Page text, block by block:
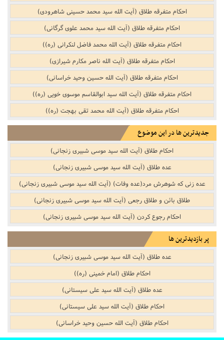
احکام متفرقه طلاق (آیت الله سید محمد حسینی شاهرودی)
احکام متفرقه طلاق (آیت الله سید محمد علوی گرگانی)
احکام متفرقه طلاق (آیت الله محمد فاضل لنکرانی (ره))
احکام متفرقه طلاق (آیت الله ناصر مکارم شیرازی)
احکام متفرقه طلاق (آیت الله حسین وحید خراسانی)
احکام متفرقه طلاق (آیت الله سید ابوالقاسم موسوی خویی (ره))
احکام متفرقه طلاق (آیت الله محمد تقی بهجت (ره))
جدیدترین ها در این موضوع
احکام طلاق (آیت الله سید موسی شبیری زنجانی)
عده طلاق (آیت الله سید موسی شبیری زنجانی)
عده زنی که شوهرش مرد(عده وفات) (آیت الله سید موسی شبیری زنجانی)
طلاق بائن و طلاق رجعی (آیت الله سید موسی شبیری زنجانی)
احکام رجوع کردن (آیت الله سید موسی شبیری زنجانی)
پر بازدیدترین ها
عده طلاق (آیت الله سید موسی شبیری زنجانی)
احکام طلاق (امام خمینی (ره))
عده طلاق (آیت الله سید علی سیستانی)
احکام طلاق (آیت الله سید علی سیستانی)
احکام طلاق (آیت الله حسین وحید خراسانی)